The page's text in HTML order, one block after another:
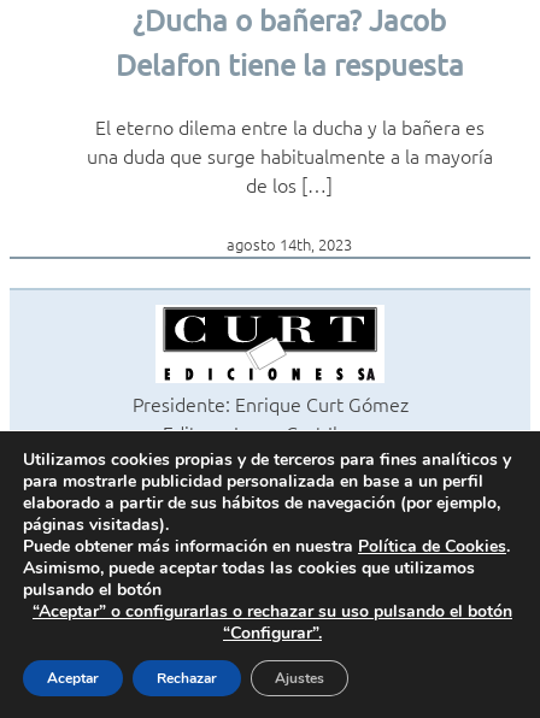
¿Ducha o bañera? Jacob
Delafon tiene la respuesta
El eterno dilema entre la ducha y la bañera es
una duda que surge habitualmente a la mayoría
de los […]
agosto 14th, 2023
Presidente: Enrique Curt Gómez
Editora: Laura Curt Iborra
©2026 Revista Cocinas y Baños
Todos los derechos reservados
Paseo de Gracia, 63. 1º 2ª. 08008 Barcelona -933 180 101
Fax 933 183 505
Política de cookies
Política de privacidad
Contacto
Utilizamos cookies propias y de terceros para fines analíticos y
para mostrarle publicidad personalizada en base a un perfil
elaborado a partir de sus hábitos de navegación (por ejemplo,
páginas visitadas).
Puede obtener más información en nuestra Política de Cookies.
Asimismo, puede aceptar todas las cookies que utilizamos
pulsando el botón
“Aceptar” o configurarlas o rechazar su uso pulsando el botón
“Configurar”.
Aceptar Rechazar Ajustes